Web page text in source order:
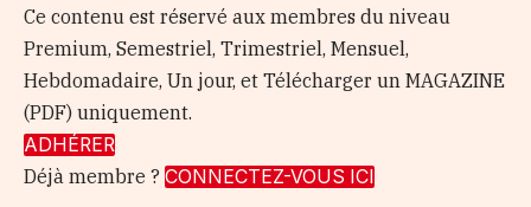
Ce contenu est réservé aux membres du niveau
Premium, Semestriel, Trimestriel, Mensuel,
Hebdomadaire, Un jour, et Télécharger un MAGAZINE
(PDF) uniquement.
ADHÉRER
Déjà membre ? CONNECTEZ-VOUS ICI